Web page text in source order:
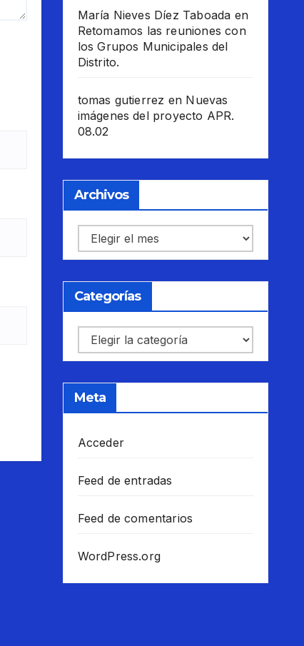
María Nieves Díez Taboada en
Retomamos las reuniones con
los Grupos Municipales del
Distrito.
tomas gutierrez en Nuevas
imágenes del proyecto APR.
08.02
Archivos
Archivos
Categorías
Categorías
Meta
Acceder
Feed de entradas
Feed de comentarios
WordPress.org